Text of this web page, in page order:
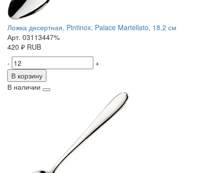
Ложка десертная, Pintinox, Palace Martellato, 18.2 см
Арт. 03113447%
420 ₽ RUB
-
+
В корзину
В наличии